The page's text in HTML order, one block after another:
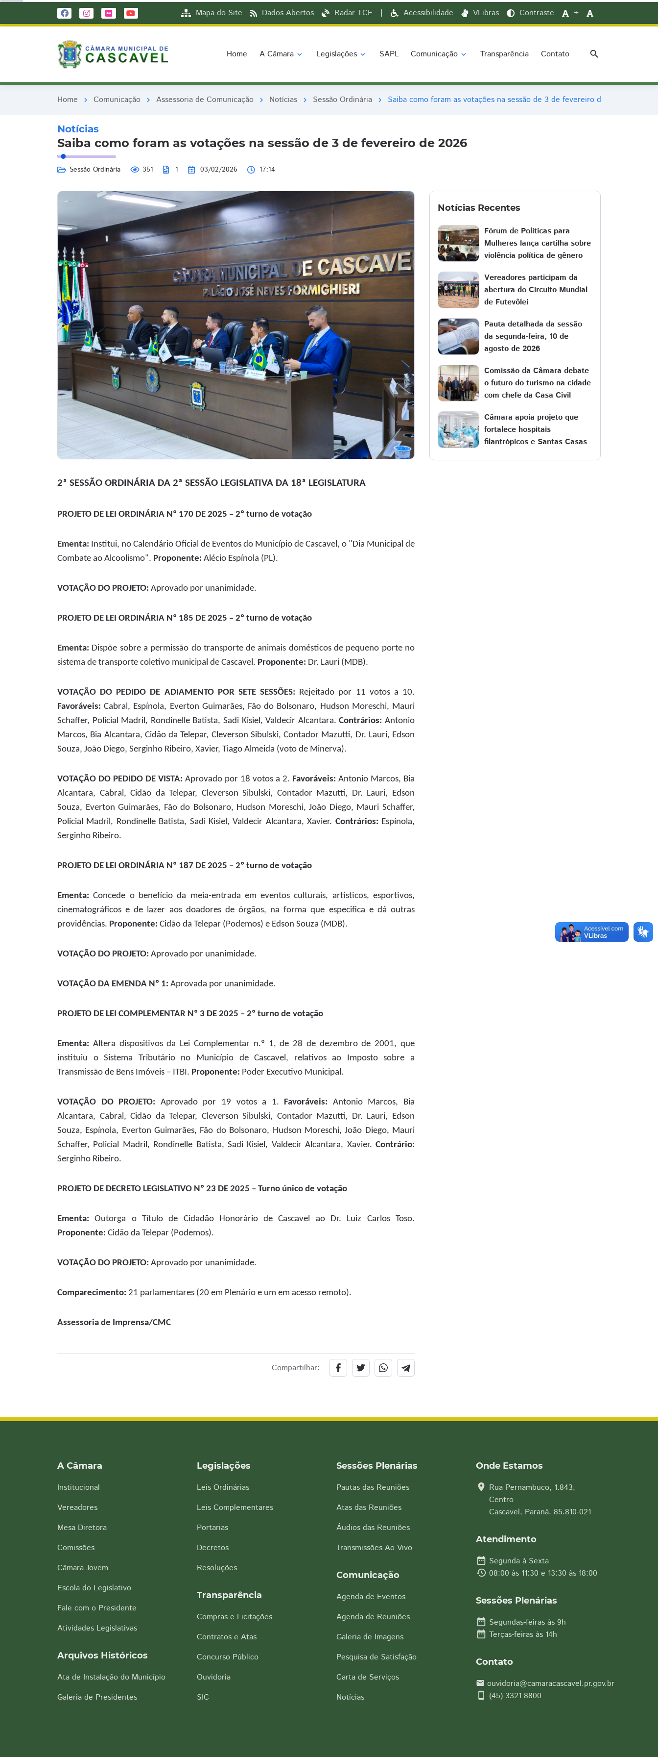
Mapa do Site Dados Abertos Radar TCE | Acessibilidade VLibras Contraste + -
Home A Câmara expand_more Legislações expand_more SAPL Comunicação expand_more Transparência Contato search
Home chevron_right Comunicação chevron_right Assessoria de Comunicação chevron_right Notícias chevron_right Sessão Ordinária chevron_right Saiba como foram as votações na sessão de 3 de fevereiro de 2026
Notícias
Saiba como foram as votações na sessão de 3 de fevereiro de 2026
Sessão Ordinária 351 1 03/02/2026 17:14
2ª SESSÃO ORDINÁRIA DA 2ª SESSÃO LEGISLATIVA DA 18ª LEGISLATURA
PROJETO DE LEI ORDINÁRIA Nº 170 DE 2025 – 2º turno de votação
Ementa: Institui, no Calendário Oficial de Eventos do Município de Cascavel, o "Dia Municipal de
Combate ao Alcoolismo". Proponente: Alécio Espínola (PL).
VOTAÇÃO DO PROJETO: Aprovado por unanimidade.
PROJETO DE LEI ORDINÁRIA Nº 185 DE 2025 – 2º turno de votação
Ementa: Dispõe sobre a permissão do transporte de animais domésticos de pequeno porte no
sistema de transporte coletivo municipal de Cascavel. Proponente: Dr. Lauri (MDB).
VOTAÇÃO DO PEDIDO DE ADIAMENTO POR SETE SESSÕES: Rejeitado por 11 votos a 10.
Favoráveis: Cabral, Espínola, Everton Guimarães, Fão do Bolsonaro, Hudson Moreschi, Mauri
Schaffer, Policial Madril, Rondinelle Batista, Sadi Kisiel, Valdecir Alcantara.Contrários: Antonio
Marcos, Bia Alcantara, Cidão da Telepar, Cleverson Sibulski, Contador Mazutti, Dr. Lauri, Edson
Souza, João Diego, Serginho Ribeiro, Xavier, Tiago Almeida (voto de Minerva).
VOTAÇÃO DO PEDIDO DE VISTA: Aprovado por 18 votos a 2. Favoráveis: Antonio Marcos, Bia
Alcantara, Cabral, Cidão da Telepar, Cleverson Sibulski, Contador Mazutti, Dr. Lauri, Edson
Souza, Everton Guimarães, Fão do Bolsonaro, Hudson Moreschi, João Diego, Mauri Schaffer,
Policial Madril, Rondinelle Batista, Sadi Kisiel, Valdecir Alcantara, Xavier. Contrários: Espínola,
Serginho Ribeiro.
PROJETO DE LEI ORDINÁRIA Nº 187 DE 2025 – 2º turno de votação
Ementa: Concede o benefício da meia-entrada em eventos culturais, artísticos, esportivos,
cinematográficos e de lazer aos doadores de órgãos, na forma que especifica e dá outras
providências. Proponente: Cidão da Telepar (Podemos) e Edson Souza (MDB).
VOTAÇÃO DO PROJETO: Aprovado por unanimidade.
VOTAÇÃO DA EMENDA Nº 1: Aprovada por unanimidade.
PROJETO DE LEI COMPLEMENTAR Nº 3 DE 2025 – 2º turno de votação
Ementa: Altera dispositivos da Lei Complementar n.º 1, de 28 de dezembro de 2001, que
instituiu o Sistema Tributário no Município de Cascavel, relativos ao Imposto sobre a
Transmissão de Bens Imóveis – ITBI. Proponente: Poder Executivo Municipal.
VOTAÇÃO DO PROJETO: Aprovado por 19 votos a 1. Favoráveis: Antonio Marcos, Bia
Alcantara, Cabral, Cidão da Telepar, Cleverson Sibulski, Contador Mazutti, Dr. Lauri, Edson
Souza, Espínola, Everton Guimarães, Fão do Bolsonaro, Hudson Moreschi, João Diego, Mauri
Schaffer, Policial Madril, Rondinelle Batista, Sadi Kisiel, Valdecir Alcantara, Xavier. Contrário:
Serginho Ribeiro.
PROJETO DE DECRETO LEGISLATIVO Nº 23 DE 2025 – Turno único de votação
Ementa: Outorga o Título de Cidadão Honorário de Cascavel ao Dr. Luiz Carlos Toso.
Proponente: Cidão da Telepar (Podemos).
VOTAÇÃO DO PROJETO: Aprovado por unanimidade.
Comparecimento: 21 parlamentares (20 em Plenário e um em acesso remoto).
Assessoria de Imprensa/CMC
Compartilhar:
Notícias Recentes
Fórum de Políticas para
Mulheres lança cartilha sobre
violência política de gênero
Vereadores participam da
abertura do Circuito Mundial
de Futevôlei
Pauta detalhada da sessão
da segunda-feira, 10 de
agosto de 2026
Comissão da Câmara debate
o futuro do turismo na cidade
com chefe da Casa Civil
Câmara apoia projeto que
fortalece hospitais
filantrópicos e Santas Casas
A Câmara
Institucional
Vereadores
Mesa Diretora
Comissões
Câmara Jovem
Escola do Legislativo
Fale com o Presidente
Atividades Legislativas
Arquivos Históricos
Ata de Instalação do Município
Galeria de Presidentes
Legislações
Leis Ordinárias
Leis Complementares
Portarias
Decretos
Resoluções
Transparência
Compras e Licitações
Contratos e Atas
Concurso Público
Ouvidoria
SIC
Sessões Plenárias
Pautas das Reuniões
Atas das Reuniões
Áudios das Reuniões
Transmissões Ao Vivo
Comunicação
Agenda de Eventos
Agenda de Reuniões
Galeria de Imagens
Pesquisa de Satisfação
Carta de Serviços
Notícias
Onde Estamos
location_on Rua Pernambuco, 1.843,
Centro
Cascavel, Paraná, 85.810-021
Atendimento
date_range Segunda à Sexta
history 08:00 às 11:30 e 13:30 às 18:00
Sessões Plenárias
date_range Segundas-feiras às 9h
date_range Terças-feiras às 14h
Contato
email ouvidoria@camaracascavel.pr.gov.br
smartphone (45) 3321-8800